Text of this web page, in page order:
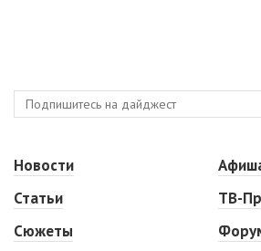
Новости
Статьи
Сюжеты
ТВ-